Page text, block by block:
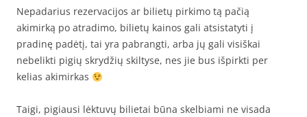
Nepadarius rezervacijos ar bilietų pirkimo tą pačią
akimirką po atradimo, bilietų kainos gali atsistatyti į
pradinę padėtį, tai yra pabrangti, arba jų gali visiškai
nebelikti pigių skrydžių skiltyse, nes jie bus išpirkti per
kelias akimirkas
Taigi, pigiausi lėktuvų bilietai būna skelbiami ne visada